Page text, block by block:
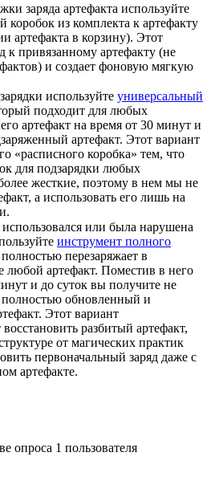
заряда артефакта используйте
коробок из комплекта к артефакту
артефакта в корзину). Этот
к привязанному артефакту (не
и создает фоновую мягкую
используйте универсальный
подходит для любых
артефакт на время от 30 минут и
артефакт. Этот вариант
«расписного коробка» тем, что
для подзарядки любых
жесткие, поэтому в нем мы не
а использовать его лишь на
или была нарушена
инструмент полного
перезаряжает в
любой артефакт. Поместив в него
и до суток вы получите не
обновленный и
Этот вариант
разбитый артефакт,
от магических практик
первоначальный заряд даже с
артефакте.
опроса 1 пользователя